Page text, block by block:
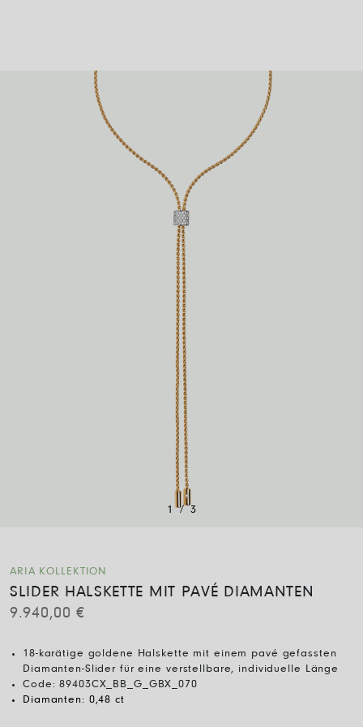
1 / 3
ARIA KOLLEKTION
SLIDER HALSKETTE MIT PAVÉ DIAMANTEN
9.940,00€
18-karätige goldene Halskette mit einem pavé gefassten
Diamanten-Slider für eine verstellbare, individuelle Länge
Code:89403CX_BB_G_GBX_070
Diamanten: 0,48 ct